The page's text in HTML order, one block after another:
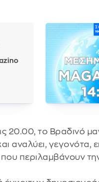
20.00, το Βραδινό
αναλύει, γεγονότα,
που περιλαμβάνουν